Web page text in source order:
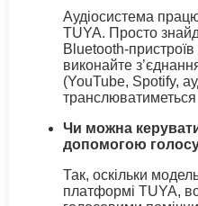
Аудіосистема
TUYA. Просто
Bluetooth-
виконайте
(YouTube, Spotify,
Чи можна
допомогою
Так, оскільки
платформі TUYA,